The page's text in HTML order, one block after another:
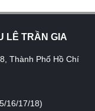
LÊ TRẦN GIA
Thành Phố Hồ Chí
16/17/18)